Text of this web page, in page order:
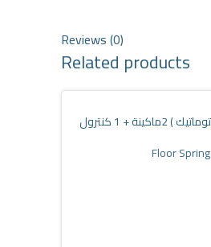
Reviews (0)
Related products
Floor Spring